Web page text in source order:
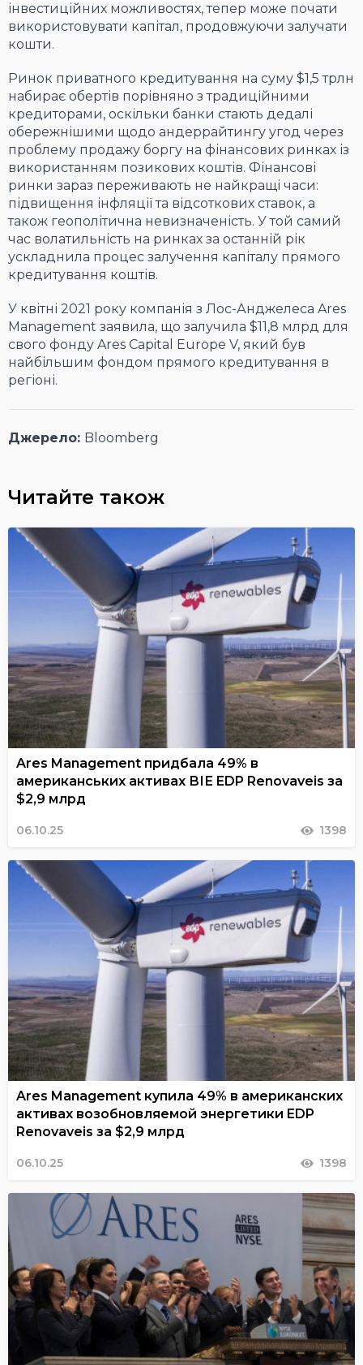
інвестиційних можливостях, тепер може почати
використовувати капітал, продовжуючи залучати
кошти.
Ринок приватного кредитування на суму $1,5 трлн
набирає обертів порівняно з традиційними
кредиторами, оскільки банки стають дедалі
обережнішими щодо андеррайтингу угод через
проблему продажу боргу на фінансових ринках із
використанням позикових коштів. Фінансові
ринки зараз переживають не найкращі часи:
підвищення інфляції та відсоткових ставок, а
також геополітична невизначеність. У той самий
час волатильність на ринках за останній рік
ускладнила процес залучення капіталу прямого
кредитування коштів.
У квітні 2021 року компанія з Лос-Анджелеса Ares
Management заявила, що залучила $11,8 млрд для
свого фонду Ares Capital Europe V, який був
найбільшим фондом прямого кредитування в
регіоні.
Джерело: Bloomberg
Читайте також
Ares Management придбала 49% в
американських активах ВІЕ EDP Renovaveis за
$2,9 млрд
06.10.25 1398
Ares Management купила 49% в американских
активах возобновляемой энергетики EDP
Renovaveis за $2,9 млрд
06.10.25 1398